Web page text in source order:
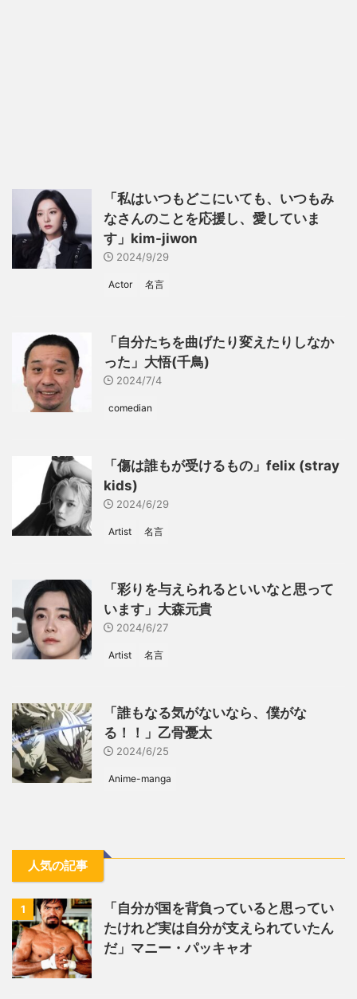
「私はいつもどこにいても、いつもみ
なさんのことを応援し、愛していま
す」kim-jiwon
2024/9/29
Actor 名言
「自分たちを曲げたり変えたりしなか
った」大悟(千鳥)
2024/7/4
comedian
「傷は誰もが受けるもの」felix (stray
kids)
2024/6/29
Artist 名言
「彩りを与えられるといいなと思って
います」大森元貴
2024/6/27
Artist 名言
「誰もなる気がないなら、僕がな
る！！」乙骨憂太
2024/6/25
Anime-manga
人気の記事
1
「自分が国を背負っていると思ってい
たけれど実は自分が支えられていたん
だ」マニー・パッキャオ